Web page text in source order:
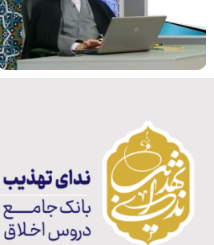
فیلم کامل